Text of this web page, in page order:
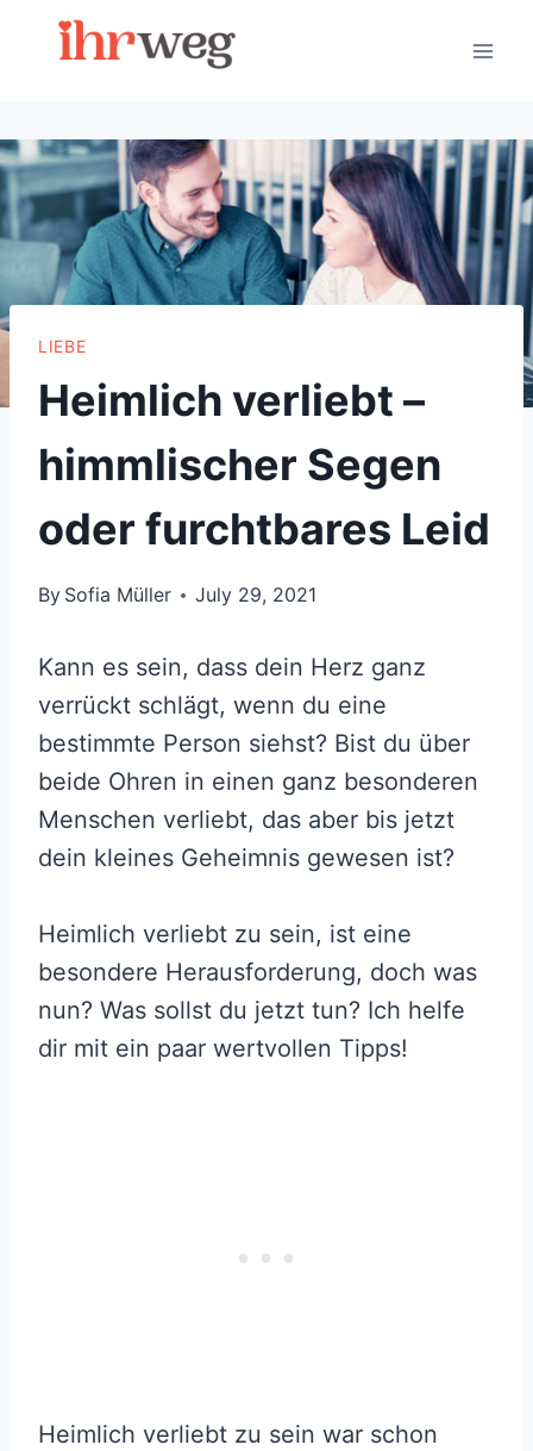
LIEBE
Heimlich verliebt –
himmlischer Segen
oder furchtbares Leid
By Sofia Müller July 29, 2021
Kann es sein, dass dein Herz ganz
verrückt schlägt, wenn du eine
bestimmte Person siehst? Bist du über
beide Ohren in einen ganz besonderen
Menschen verliebt, das aber bis jetzt
dein kleines Geheimnis gewesen ist?
Heimlich verliebt zu sein, ist eine
besondere Herausforderung, doch was
nun? Was sollst du jetzt tun? Ich helfe
dir mit ein paar wertvollen Tipps!
Heimlich verliebt zu sein war schon